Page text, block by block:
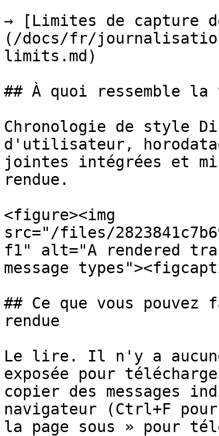
→ [Limites de capture
(/docs/fr/
limits.md)
## À quoi ressemble
Chronologie de style
d'utilisateur,
jointes intégrées et
rendue.
<figure><img
src="/files/
f1" alt="A rendered
message
## Ce que vous
rendue
Le lire. Il n'y a
exposée pour
copier des messages
navigateur (Ctrl+F
la page sous » pour